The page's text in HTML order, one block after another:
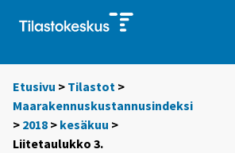
Etusivu > Tilastot >
Maarakennuskustannusindeksi
> 2018 > kesäkuu >
Liitetaulukko 3.